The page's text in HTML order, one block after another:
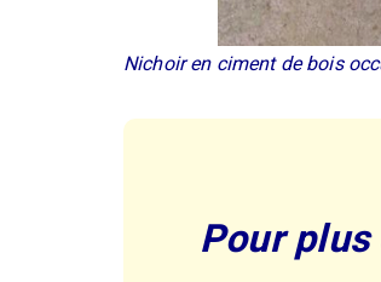
Nichoir en ciment de bois
Pour